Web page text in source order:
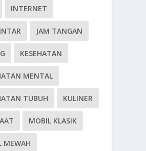
INTERNET
JAM TANGAN
KESEHATAN
MENTAL
TUBUH KULINER
MOBIL KLASIK
MEWAH